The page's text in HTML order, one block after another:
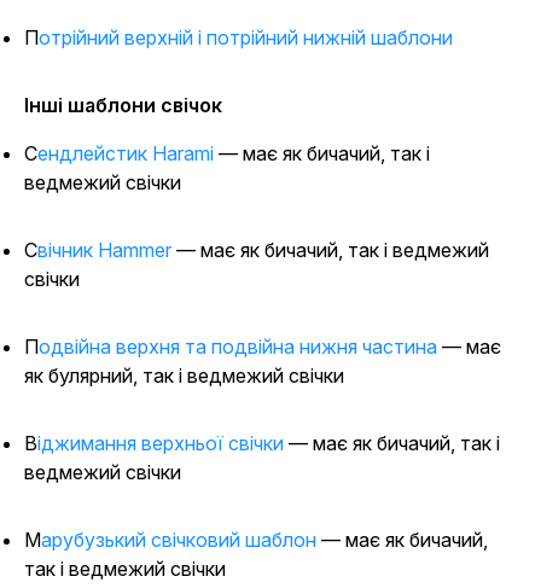
Потрійний верхній і потрійний нижній шаблони
Інші шаблони свічок
Сендлейстик Harami — має як бичачий, так і
ведмежий свічки
Свічник Hammer — має як бичачий, так і ведмежий
свічки
Подвійна верхня та подвійна нижня частина — має
як булярний, так і ведмежий свічки
Віджимання верхньої свічки — має як бичачий, так і
ведмежий свічки
Марубузький свічковий шаблон — має як бичачий,
так і ведмежий свічки